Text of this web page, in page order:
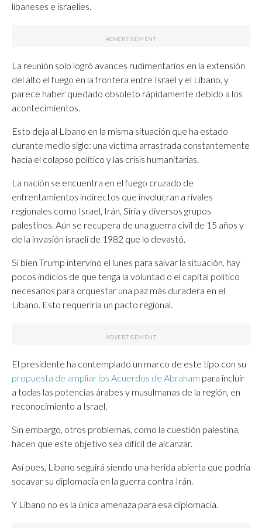
libaneses e israelíes.
La reunión solo logró avances rudimentarios en la extensión
del alto el fuego en la frontera entre Israel y el Líbano, y
parece haber quedado obsoleto rápidamente debido a los
acontecimientos.
Esto deja al Líbano en la misma situación que ha estado
durante medio siglo: una víctima arrastrada constantemente
hacia el colapso político y las crisis humanitarias.
La nación se encuentra en el fuego cruzado de
enfrentamientos indirectos que involucran a rivales
regionales como Israel, Irán, Siria y diversos grupos
palestinos. Aún se recupera de una guerra civil de 15 años y
de la invasión israelí de 1982 que lo devastó.
Si bien Trump intervino el lunes para salvar la situación, hay
pocos indicios de que tenga la voluntad o el capital político
necesarios para orquestar una paz más duradera en el
Líbano. Esto requeriría un pacto regional.
El presidente ha contemplado un marco de este tipo con su
propuesta de ampliar los Acuerdos de Abraham para incluir
a todas las potencias árabes y musulmanas de la región, en
reconocimiento a Israel.
Sin embargo, otros problemas, como la cuestión palestina,
hacen que este objetivo sea difícil de alcanzar.
Así pues, Líbano seguirá siendo una herida abierta que podría
socavar su diplomacia en la guerra contra Irán.
Y Líbano no es la única amenaza para esa diplomacia.